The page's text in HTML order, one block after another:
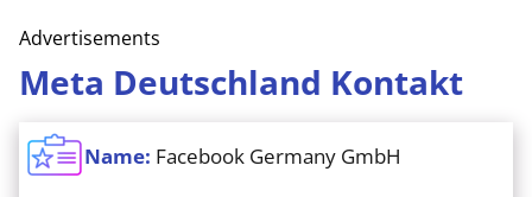
Advertisements
Meta Deutschland Kontakt
Name: Facebook Germany GmbH